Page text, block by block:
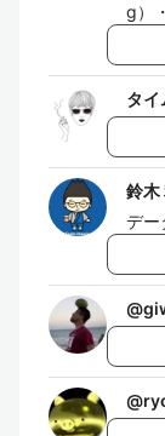
g）
タイ
鈴木
デー
@
@